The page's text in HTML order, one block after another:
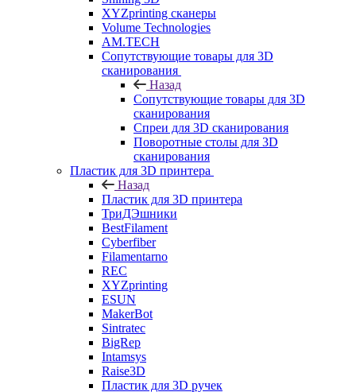
XYZprinting сканеры
Volume Technologies
AM.TECH
Сопутствующие товары для 3D
сканирования
Назад
Сопутствующие товары для 3D
сканирования
Спреи для 3D сканирования
Поворотные столы для 3D
сканирования
Пластик для 3D принтера
Назад
Пластик для 3D принтера
ТриДЭшники
BestFilament
Cyberfiber
Filamentarno
REC
XYZprinting
ESUN
MakerBot
Sintratec
BigRep
Intamsys
Raise3D
Пластик для 3D ручек